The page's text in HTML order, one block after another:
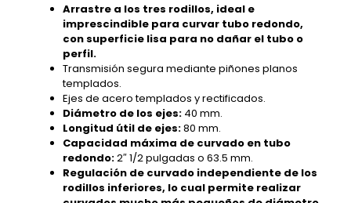
Arrastre a los tres rodillos, ideal e
imprescindible para curvar tubo redondo,
con superficie lisa para no dañar el tubo o
perfil.
Transmisión segura mediante piñones planos
templados.
Ejes de acero templados y rectificados.
Diámetro de los ejes: 40 mm.
Longitud útil de ejes:80 mm.
Capacidad máxima de curvado en tubo
redondo:2″ 1/2 pulgadas o 63.5 mm.
Regulación de curvado independiente de los
rodillos inferiores, lo cual permite realizar